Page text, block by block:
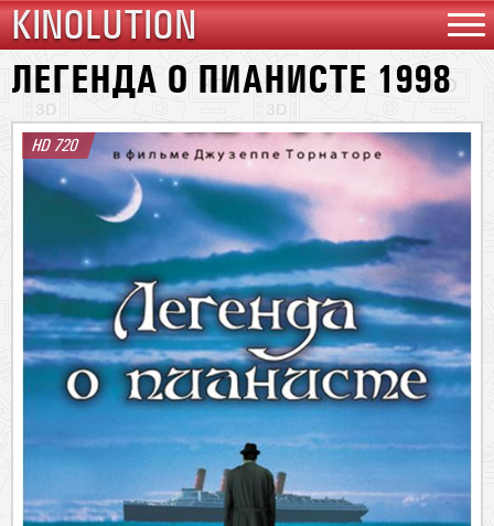
KINOLUTION
ЛЕГЕНДА О ПИАНИСТЕ 1998
HD 720